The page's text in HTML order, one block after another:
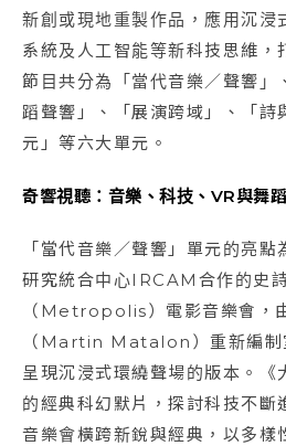
新創或現地重製作品，應用沉
系統及人工智能等新科技思維，
節目共分為「當代音樂／聲響」
蹈聲響」、「展演跨域」、「詩
元」等六大單元。
奇響視聽：音樂、科技、VR與舞
「當代音樂／聲響」單元的亮
研究統合中心IRCAM合作的史
（Metropolis）電影音樂會，
（Martin Matalon）重新編制
呈現沉浸式環繞聲場的版本。
的經典科幻默片，探討科技不斷
音樂會橫跨新銳與經典，以多樣